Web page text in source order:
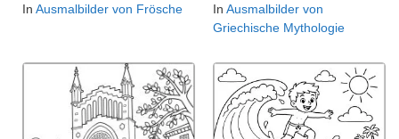
In Ausmalbilder von Frösche
In Ausmalbilder von
Griechische Mythologie